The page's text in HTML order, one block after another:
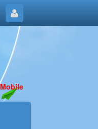
Mobile